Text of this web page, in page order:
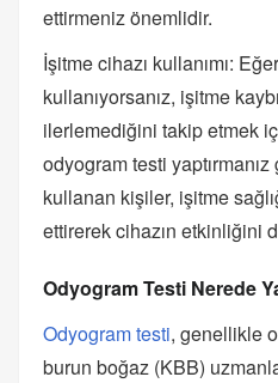
ettirmeniz önemlidir.
İşitme cihazı kullanımı:
kullanıyorsanız, işitme
ilerlemediğini takip etmek
odyogram testi
kullanan kişiler, işitme
ettirerek cihazın etkinliğini
Odyogram Testi Nerede
Odyogram testi, genellikle
burun boğaz (KBB)